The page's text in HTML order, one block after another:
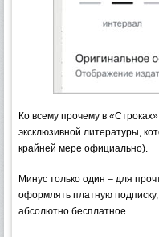
Ко всему прочему в
эксклюзивной литературы,
крайней мере официально).
Минус только один – для
оформлять платную
абсолютно бесплатное.